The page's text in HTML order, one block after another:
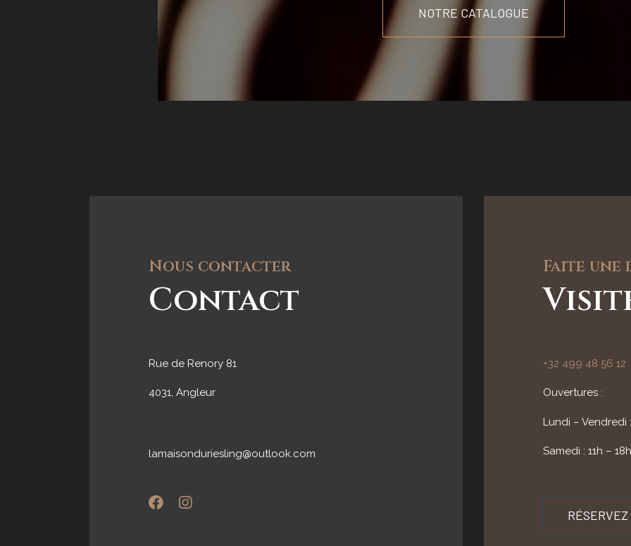
NOTRE CATALOGUE
Nous contacter
Contact
Rue de Renory 81
4031, Angleur
lamaisonduriesling@outlook.com
Faite
+32 499 48 56 12
Ouvertures :
Lundi – Vendredi
Samedi : 11h – 18h
RÉSERVEZ